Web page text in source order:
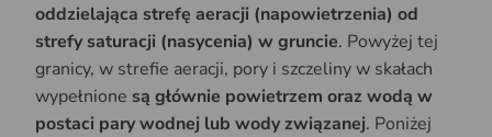
oddzielająca strefę aeracji (napowietrzenia) od
strefy saturacji (nasycenia) w gruncie. Powyżej tej
granicy, w strefie aeracji, pory i szczeliny w skałach
wypełnione są głównie powietrzem oraz wodą w
postaci pary wodnej lub wody związanej. Poniżej